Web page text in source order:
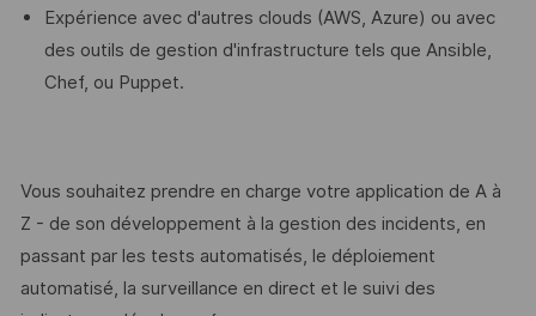
Expérience avec d'autres clouds (AWS, Azure) ou avec
des outils de gestion d'infrastructure tels que Ansible,
Chef, ou Puppet.
Vous souhaitez prendre en charge votre application de A à
Z - de son développement à la gestion des incidents, en
passant par les tests automatisés, le déploiement
automatisé, la surveillance en direct et le suivi des